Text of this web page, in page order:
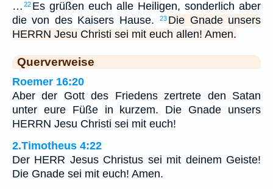
… 22 Es grüßen euch alle Heiligen, sonderlich aber
die von des Kaisers Hause.
23 Die Gnade unsers
HERRN Jesu Christi sei mit euch allen! Amen.
Querverweise
Roemer 16:20
Aber der Gott des Friedens zertrete den Satan
unter eure Füße in kurzem. Die Gnade unsers
HERRN Jesu Christi sei mit euch!
2.Timotheus 4:22
Der HERR Jesus Christus sei mit deinem Geiste!
Die Gnade sei mit euch! Amen.